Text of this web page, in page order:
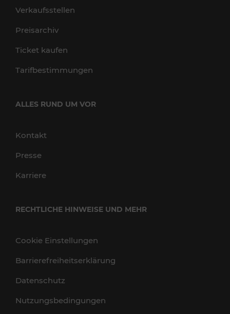
Verkaufsstellen
Preisarchiv
Ticket kaufen
Tarifbestimmungen
ALLES RUND UM VOR
Kontakt
Presse
Karriere
RECHTLICHE HINWEISE UND MEHR
Cookie Einstellungen
Barrierefreiheitserklärung
Datenschutz
Nutzungsbedingungen